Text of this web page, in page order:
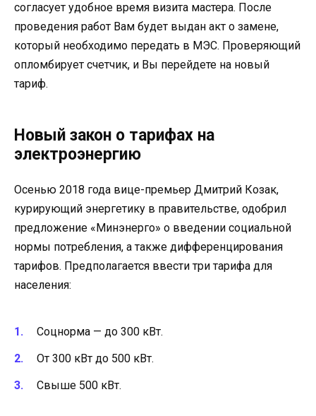
согласует удобное время визита мастера. После
проведения работ Вам будет выдан акт о замене,
который необходимо передать в МЭС. Проверяющий
опломбирует счетчик, и Вы перейдете на новый
тариф.
Новый закон о тарифах на
электроэнергию
Осенью 2018 года вице-премьер Дмитрий Козак,
курирующий энергетику в правительстве, одобрил
предложение «Минэнерго» о введении социальной
нормы потребления, а также дифференцирования
тарифов. Предполагается ввести три тарифа для
населения:
Соцнорма — до 300 кВт.
От 300 кВт до 500 кВт.
Свыше 500 кВт.